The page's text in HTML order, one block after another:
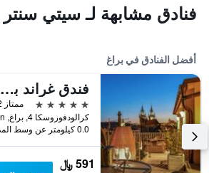
فنادق مشابهة لـ سيتي سنتر
أفضل الفنادق في براغ
فندق غراند بوهيميا
5 نجوم
ممتاز 9.2
0.0 كيلومتر عن وسط المدينة
591 ﷼